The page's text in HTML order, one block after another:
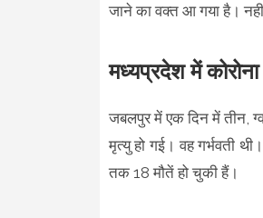
जाने का वक्त आ गया है।
मध्यप्रदेश में
जबलपुर में एक दिन में तीन,
मृत्यु हो गई। वह गर्भवती
तक 18 मौतें हो चुकी हैं।